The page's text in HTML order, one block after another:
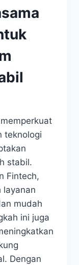
teknologi
stabil.
Fintech,
layanan
mudah
ini juga
Dengan